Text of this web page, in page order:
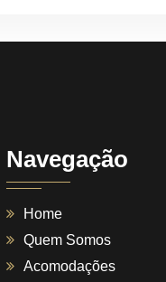
Navegação
Home
Quem Somos
Acomodações